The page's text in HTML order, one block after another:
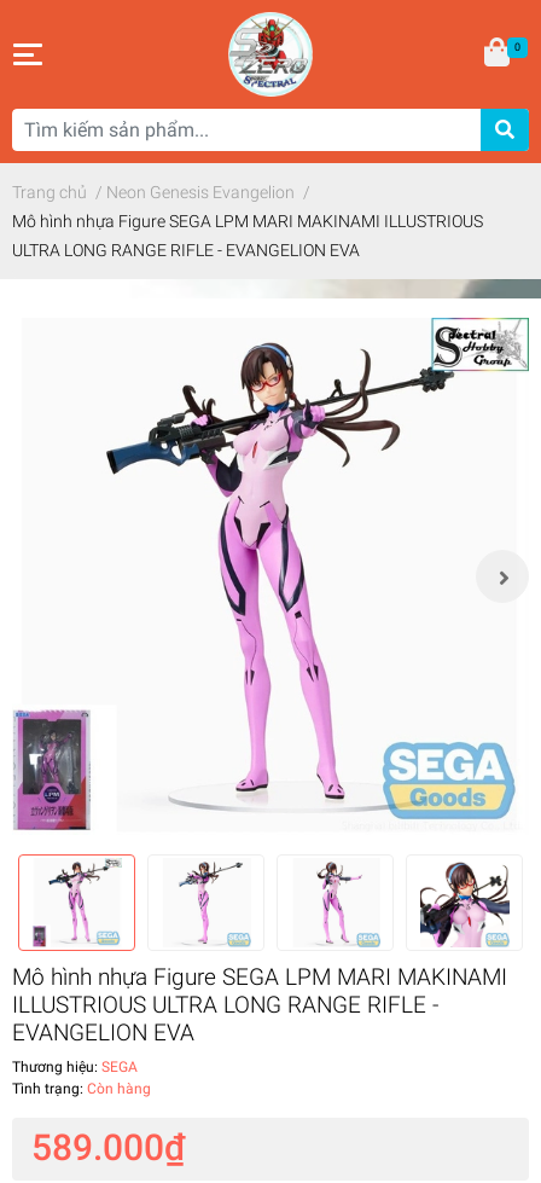
0
Trang chủ / Neon Genesis Evangelion /
Mô hình nhựa Figure SEGA LPM MARI MAKINAMI ILLUSTRIOUS
ULTRA LONG RANGE RIFLE - EVANGELION EVA
Mô hình nhựa Figure SEGA LPM MARI MAKINAMI
ILLUSTRIOUS ULTRA LONG RANGE RIFLE -
EVANGELION EVA
Thương hiệu: SEGA
Tình trạng: Còn hàng
589.000₫